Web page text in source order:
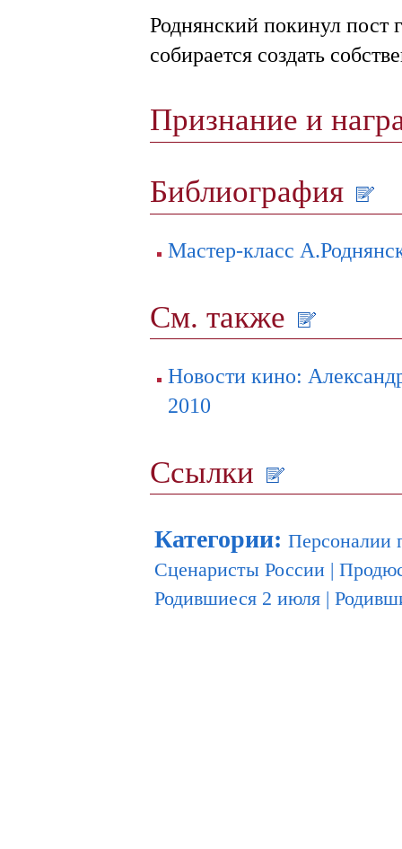
Роднянский покинул пост
собирается создать
Признание и
Библиография
Мастер-класс
См. также
Новости кино:
2010
Ссылки
Категории: Персоналии
Сценаристы России |
Родившиеся 2 июля |